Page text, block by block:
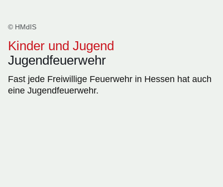
© HMdIS
Kinder und Jugend
Jugendfeuerwehr
Fast jede Freiwillige Feuerwehr in Hessen hat auch
eine Jugendfeuerwehr.